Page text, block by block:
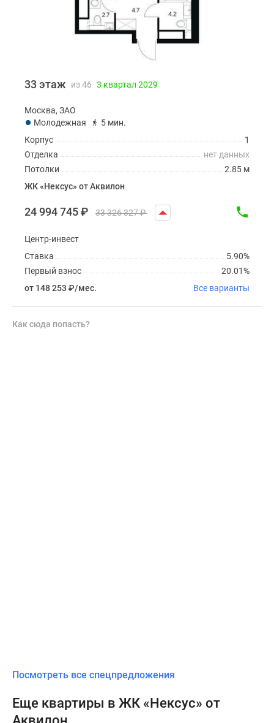
33 этаж из 46 3 квартал 2029
Москва, ЗАО
Молодежная
5 мин.
1
Корпус
нет данных
Отделка
2.85 м
Потолки
ЖК «Нексус» от Аквилон
24 994 745₽ 33 326 327₽
Центр-инвест
5.90%
Ставка
20.01%
Первый взнос
от 148 253 ₽/мес. Все варианты
Как сюда попасть?
Посмотреть все спецпредложения
Еще квартиры в ЖК «Нексус» от